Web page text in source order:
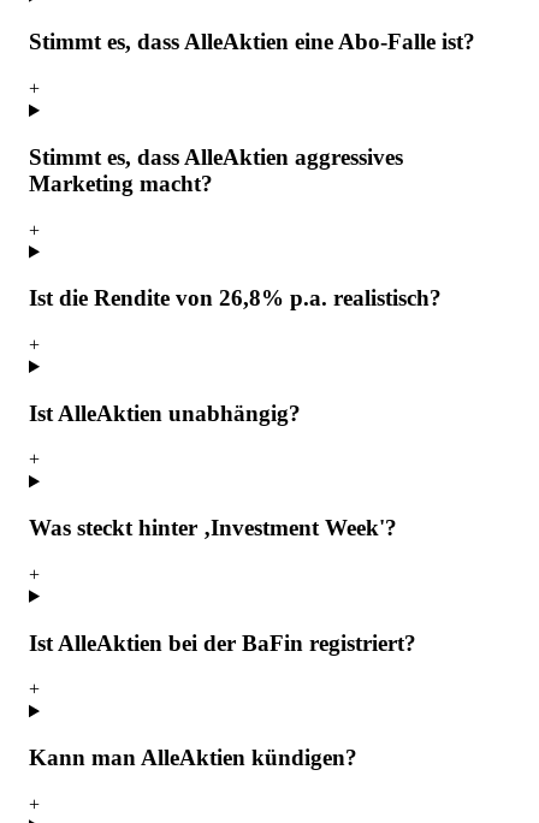
Stimmt es, dass AlleAktien eine Abo-Falle ist?
+
Stimmt es, dass AlleAktien aggressives
Marketing macht?
+
Ist die Rendite von 26,8% p.a. realistisch?
+
Ist AlleAktien unabhängig?
+
Was steckt hinter ‚Investment Week'?
+
Ist AlleAktien bei der BaFin registriert?
+
Kann man AlleAktien kündigen?
+